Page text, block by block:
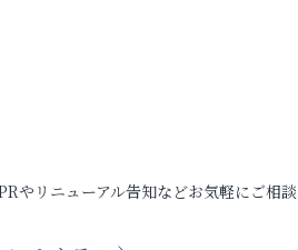
やリニューアル告知などお気軽にご相